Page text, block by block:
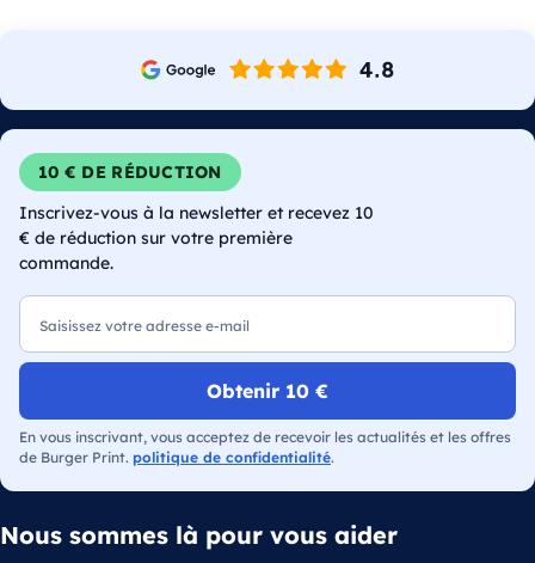
10 € DE RÉDUCTION
Inscrivez-vous à la newsletter et recevez 10
€ de réduction sur votre première
commande.
E-mail
Obtenir 10 €
En vous inscrivant, vous acceptez de recevoir les actualités et les offres
de Burger Print. politique de confidentialité.
Nous sommes là pour vous aider